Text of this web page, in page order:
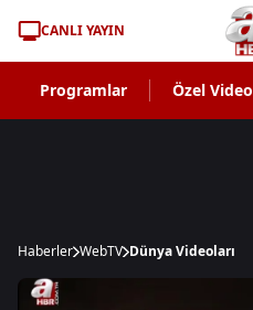
CANLI YAYIN
Programlar Özel Video
Haberler WebTV Dünya Videoları